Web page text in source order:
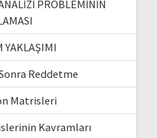
PROBLEMİNİN
YAKLAŞIMI
Reddetme
Matrisleri
Kavramları